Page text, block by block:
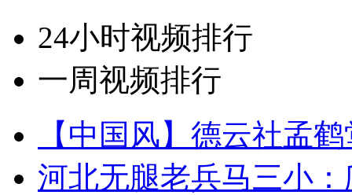
24小时视频排行
一周视频排行
【中国风】德云社孟
河北无腿老兵马三小